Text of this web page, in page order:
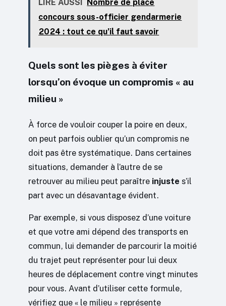
LIRE AUSSI
Nombre de place
concours sous-officier gendarmerie
2024 : tout ce qu’il faut savoir
Quels sont les pièges à éviter
lorsqu’on évoque un compromis « au
milieu »
À force de vouloir couper la poire en deux,
on peut parfois oublier qu’un compromis ne
doit pas être systématique. Dans certaines
situations, demander à l’autre de se
retrouver au milieu peut paraître injuste s’il
part avec un désavantage évident.
Par exemple, si vous disposez d’une voiture
et que votre ami dépend des transports en
commun, lui demander de parcourir la moitié
du trajet peut représenter pour lui deux
heures de déplacement contre vingt minutes
pour vous. Avant d’utiliser cette formule,
vérifiez que « le milieu » représente